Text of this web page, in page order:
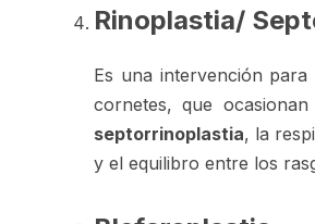
Rinoplastia/
Es una intervención
cornetes, que
septorrinoplastia, la
y el equilibro entre los